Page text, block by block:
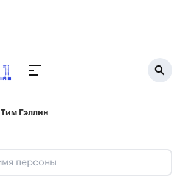
Тим Гэллин